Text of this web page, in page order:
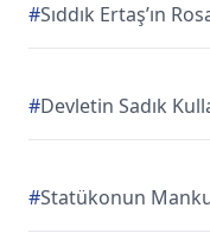
#Sıddık Ertaş’ın
#Devletin Sadık
#Statükonun